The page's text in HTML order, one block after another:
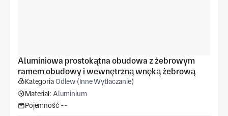
Aluminiowa prostokątna obudowa z żebrowym
ramem obudowy i wewnętrzną wnęką żebrową
KategoriaOdlew (Inne Wytłaczanie)
Materiał: Aluminium
Pojemność --